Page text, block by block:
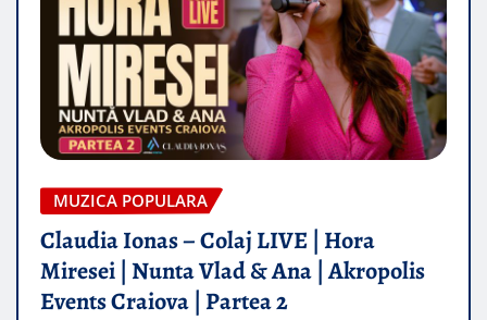
MUZICA POPULARA
Claudia Ionas – Colaj LIVE | Hora
Miresei | Nunta Vlad & Ana | Akropolis
Events Craiova | Partea 2